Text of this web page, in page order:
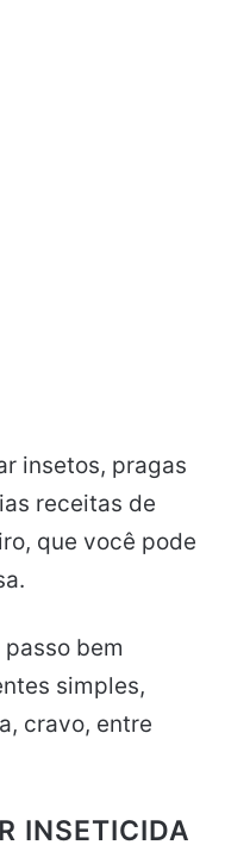
insetos, pragas
receitas de
que você pode
bem
simples,
cravo, entre
INSETICIDA